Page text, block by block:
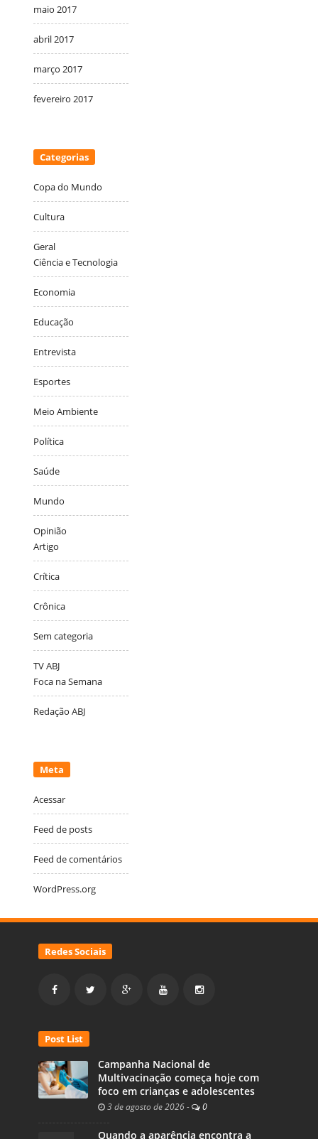
maio 2017
abril 2017
março 2017
fevereiro 2017
Categorias
Copa do Mundo
Cultura
Geral
Ciência e Tecnologia
Economia
Educação
Entrevista
Esportes
Meio Ambiente
Política
Saúde
Mundo
Opinião
Artigo
Crítica
Crônica
Sem categoria
TV ABJ
Foca na Semana
Redação ABJ
Meta
Acessar
Feed de posts
Feed de comentários
WordPress.org
Redes Sociais
Post List
Campanha Nacional de
Multivacinação começa hoje com
foco em crianças e adolescentes
3 de agosto de 2026 - 0
Quando a aparência encontra a